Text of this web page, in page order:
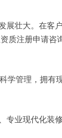
壮大。在
质注册申请
学管理，拥
业现代化